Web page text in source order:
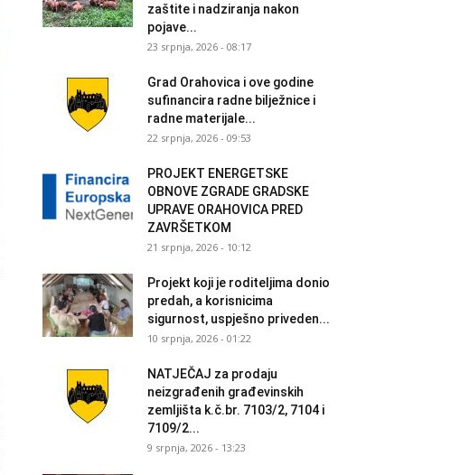
zaštite i nadziranja nakon
pojave...
23 srpnja, 2026 - 08:17
Grad Orahovica i ove godine
sufinancira radne bilježnice i
radne materijale...
22 srpnja, 2026 - 09:53
PROJEKT ENERGETSKE
OBNOVE ZGRADE GRADSKE
UPRAVE ORAHOVICA PRED
ZAVRŠETKOM
21 srpnja, 2026 - 10:12
Projekt koji je roditeljima donio
predah, a korisnicima
sigurnost, uspješno priveden...
10 srpnja, 2026 - 01:22
NATJEČAJ za prodaju
neizgrađenih građevinskih
zemljišta k.č.br. 7103/2, 7104 i
7109/2...
9 srpnja, 2026 - 13:23